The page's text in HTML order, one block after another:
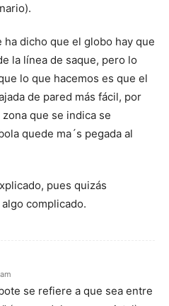
ha dicho que el globo hay que
la línea de saque, pero lo
lo que hacemos es que el
de pared más fácil, por
que se indica se
quede ma´s pegada al
pues quizás
complicado.
se refiere a que sea entre